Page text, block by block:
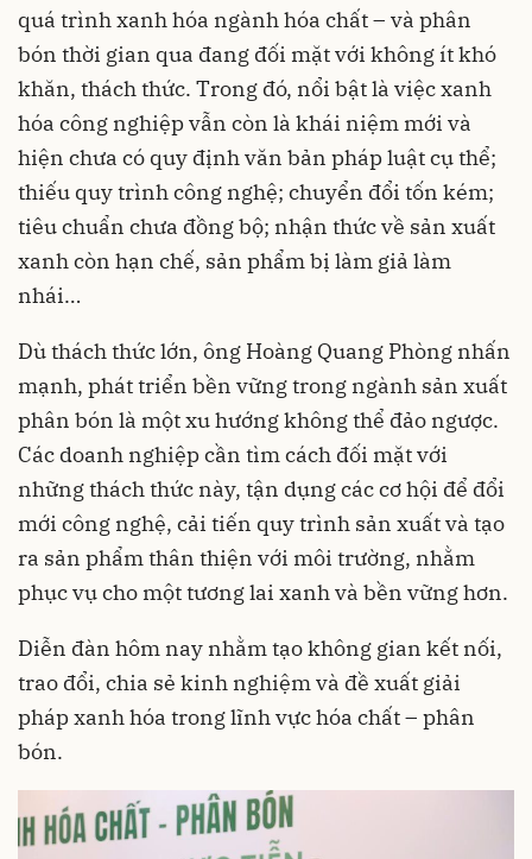
quá trình xanh hóa ngành hóa chất – và phân
bón thời gian qua đang đối mặt với không ít khó
khăn, thách thức. Trong đó, nổi bật là việc xanh
hóa công nghiệp vẫn còn là khái niệm mới và
hiện chưa có quy định văn bản pháp luật cụ thể;
thiếu quy trình công nghệ; chuyển đổi tốn kém;
tiêu chuẩn chưa đồng bộ; nhận thức về sản xuất
xanh còn hạn chế, sản phẩm bị làm giả làm
nhái…
Dù thách thức lớn, ông Hoàng Quang Phòng nhấn
mạnh, phát triển bền vững trong ngành sản xuất
phân bón là một xu hướng không thể đảo ngược.
Các doanh nghiệp cần tìm cách đối mặt với
những thách thức này, tận dụng các cơ hội để đổi
mới công nghệ, cải tiến quy trình sản xuất và tạo
ra sản phẩm thân thiện với môi trường, nhằm
phục vụ cho một tương lai xanh và bền vững hơn.
Diễn đàn hôm nay nhằm tạo không gian kết nối,
trao đổi, chia sẻ kinh nghiệm và đề xuất giải
pháp xanh hóa trong lĩnh vực hóa chất – phân
bón.